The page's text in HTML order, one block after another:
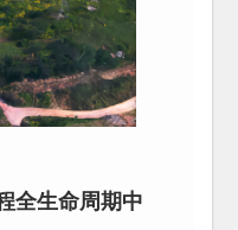
全生命周期中